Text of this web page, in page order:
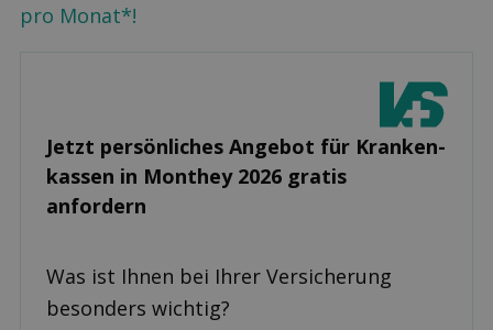
pro Monat*!
Jetzt persönliches Angebot für Kranken­
kassen in Monthey 2026 gratis
anfordern
Was ist Ihnen bei Ihrer Versicherung
besonders wichtig?